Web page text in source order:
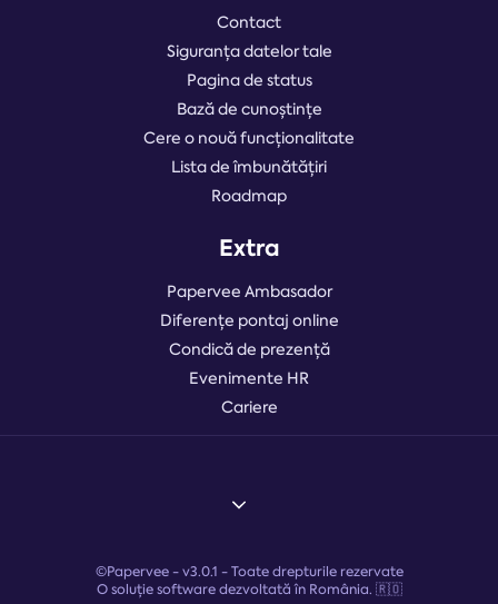
Contact
Siguranța datelor tale
Pagina de status
Bază de cunoștințe
Cere o nouă funcționalitate
Lista de îmbunătățiri
Roadmap
Extra
Papervee Ambasador
Diferențe pontaj online
Condică de prezență
Evenimente HR
Cariere
©Papervee -v3.0.1 - Toate drepturile rezervate
O soluție software dezvoltată în România. 🇷🇴